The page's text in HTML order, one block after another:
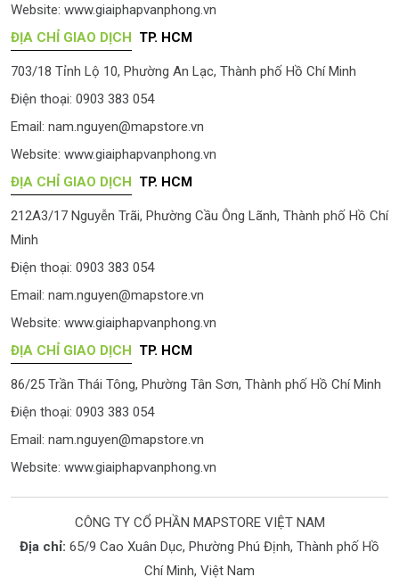
Website: www.giaiphapvanphong.vn
ĐỊA CHỈ GIAO DỊCH TP. HCM
703/18 Tỉnh Lộ 10, Phường An Lạc, Thành phố Hồ Chí Minh
Điện thoại: 0903 383 054
Email: nam.nguyen@mapstore.vn
Website: www.giaiphapvanphong.vn
ĐỊA CHỈ GIAO DỊCH TP. HCM
212A3/17 Nguyễn Trãi, Phường Cầu Ông Lãnh, Thành phố Hồ Chí
Minh
Điện thoại: 0903 383 054
Email: nam.nguyen@mapstore.vn
Website: www.giaiphapvanphong.vn
ĐỊA CHỈ GIAO DỊCH TP. HCM
86/25 Trần Thái Tông, Phường Tân Sơn, Thành phố Hồ Chí Minh
Điện thoại: 0903 383 054
Email: nam.nguyen@mapstore.vn
Website: www.giaiphapvanphong.vn
CÔNG TY CỔ PHẦN MAPSTORE VIỆT NAM
Địa chỉ: 65/9 Cao Xuân Dục, Phường Phú Định, Thành phố Hồ
Chí Minh, Việt Nam